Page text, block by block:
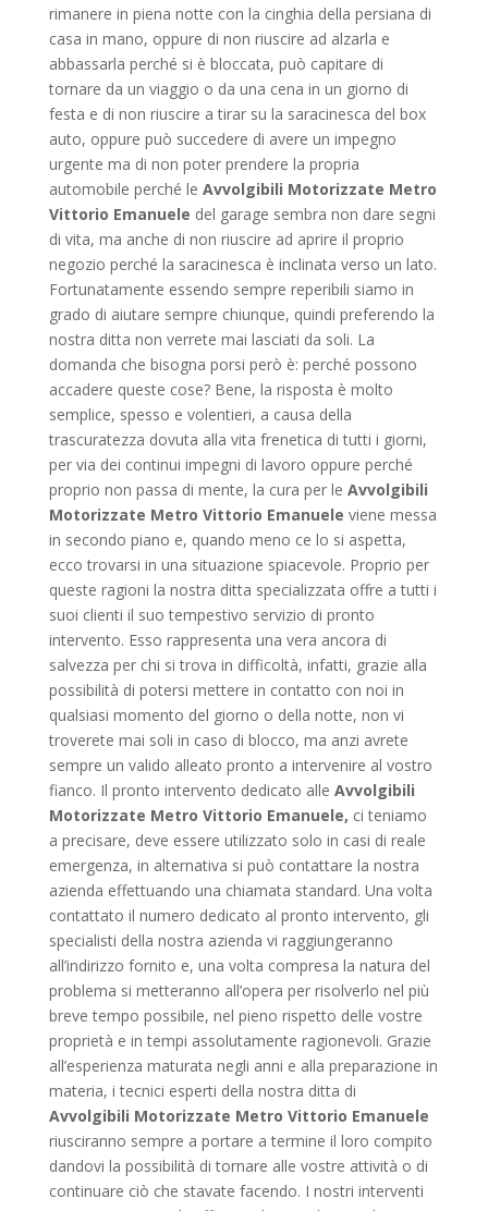
rimanere in piena notte con la cinghia della persiana di
casa in mano, oppure di non riuscire ad alzarla e
abbassarla perché si è bloccata, può capitare di
tornare da un viaggio o da una cena in un giorno di
festa e di non riuscire a tirar su la saracinesca del box
auto, oppure può succedere di avere un impegno
urgente ma di non poter prendere la propria
automobile perché le Avvolgibili Motorizzate Metro
Vittorio Emanuele del garage sembra non dare segni
di vita, ma anche di non riuscire ad aprire il proprio
negozio perché la saracinesca è inclinata verso un lato.
Fortunatamente essendo sempre reperibili siamo in
grado di aiutare sempre chiunque, quindi preferendo la
nostra ditta non verrete mai lasciati da soli. La
domanda che bisogna porsi però è: perché possono
accadere queste cose? Bene, la risposta è molto
semplice, spesso e volentieri, a causa della
trascuratezza dovuta alla vita frenetica di tutti i giorni,
per via dei continui impegni di lavoro oppure perché
proprio non passa di mente, la cura per le Avvolgibili
Motorizzate Metro Vittorio Emanuele viene messa
in secondo piano e, quando meno ce lo si aspetta,
ecco trovarsi in una situazione spiacevole. Proprio per
queste ragioni la nostra ditta specializzata offre a tutti i
suoi clienti il suo tempestivo servizio di pronto
intervento. Esso rappresenta una vera ancora di
salvezza per chi si trova in difficoltà, infatti, grazie alla
possibilità di potersi mettere in contatto con noi in
qualsiasi momento del giorno o della notte, non vi
troverete mai soli in caso di blocco, ma anzi avrete
sempre un valido alleato pronto a intervenire al vostro
fianco. Il pronto intervento dedicato alle Avvolgibili
Motorizzate Metro Vittorio Emanuele, ci teniamo
a precisare, deve essere utilizzato solo in casi di reale
emergenza, in alternativa si può contattare la nostra
azienda effettuando una chiamata standard. Una volta
contattato il numero dedicato al pronto intervento, gli
specialisti della nostra azienda vi raggiungeranno
all’indirizzo fornito e, una volta compresa la natura del
problema si metteranno all’opera per risolverlo nel più
breve tempo possibile, nel pieno rispetto delle vostre
proprietà e in tempi assolutamente ragionevoli. Grazie
all’esperienza maturata negli anni e alla preparazione in
materia, i tecnici esperti della nostra ditta di
Avvolgibili Motorizzate Metro Vittorio Emanuele
riusciranno sempre a portare a termine il loro compito
dandovi la possibilità di tornare alle vostre attività o di
continuare ciò che stavate facendo. I nostri interventi